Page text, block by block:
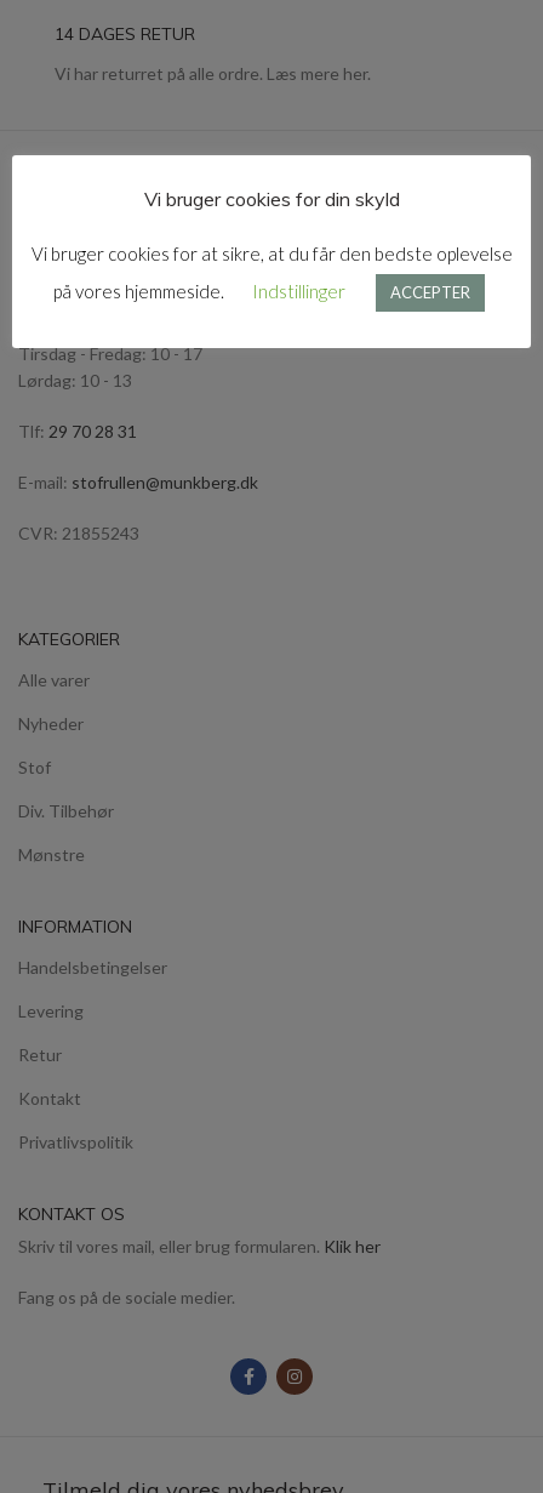
14 DAGES RETUR
Vi har returret på alle ordre. Læs mere her.
Tirsdag - Fredag: 10 - 17
Lørdag: 10 - 13
Tlf: 29 70 28 31
E-mail: stofrullen@munkberg.dk
CVR: 21855243
KATEGORIER
Alle varer
Nyheder
Stof
Div. Tilbehør
Mønstre
INFORMATION
Handelsbetingelser
Levering
Retur
Kontakt
Privatlivspolitik
KONTAKT OS
Skriv til vores mail, eller brug formularen. Klik her
Fang os på de sociale medier.
Vi bruger cookies for din skyld
Vi bruger cookies for at sikre, at du får den bedste oplevelse
på vores hjemmeside.
Indstillinger ACCEPTER